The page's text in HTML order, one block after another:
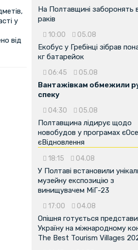
у
від
На Полтавщині заборонять
раків
10:00 05.08
Екобус у Гребінці зібрав
кг батарейок
06:45 05.08
Вантажівкам обмежили
спеку
04:30 05.08
Полтавщина лідирує щодо
новобудов у програмах
єВідновлення
18:15 04.08
У Полтаві встановили
музейну експозицію з
винищувачем МіГ-23
17:00 04.08
Опішня готується
Україну на міжнародному
The Best Tourism Villages